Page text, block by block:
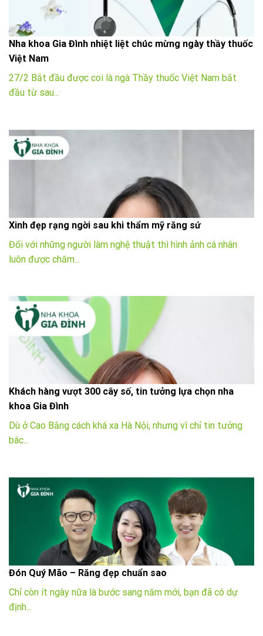
Nha khoa Gia Đình nhiệt liệt chúc mừng ngày thầy thuốc
Việt Nam
27/2 Bắt đầu được coi là ngà Thầy thuốc Việt Nam bắt
đầu từ sau...
Xinh đẹp rạng ngời sau khi thẩm mỹ răng sứ
Đối với những người làm nghệ thuật thì hình ảnh cá nhân
luôn được chăm...
Khách hàng vượt 300 cây số, tin tưởng lựa chọn nha
khoa Gia Đình
Dù ở Cao Bằng cách khá xa Hà Nội, nhưng vì chỉ tin tưởng
bác...
Đón Quý Mão – Răng đẹp chuẩn sao
Chỉ còn ít ngày nữa là bước sang năm mới, bạn đã có dự
định...